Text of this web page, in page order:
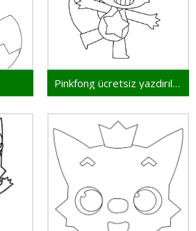
Pinkfong ücretsiz yazdırılabilir